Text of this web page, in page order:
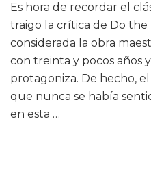
Es hora de recordar el
traigo la crítica de Do
considerada la obra
con treinta y pocos años
protagoniza. De hecho,
que nunca se había
en esta …